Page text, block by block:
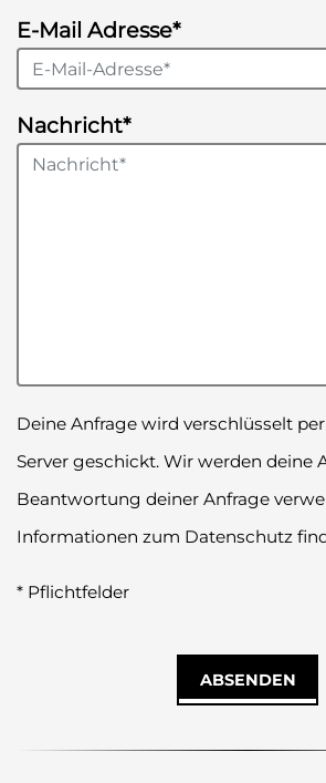
E-Mail Adresse*
Nachricht*
Deine Anfrage wird verschlüsselt
Server geschickt. Wir werden deine
Beantwortung deiner Anfrage
Informationen zum Datenschutz
* Pflichtfelder
ABSENDEN